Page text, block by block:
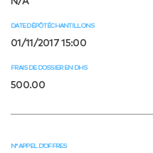
DATE DÉPÔT ÉCHANTILLONS
01/11/2017 15:00
FRAIS DE DOSSIER EN DHS
500.00
N° APPEL D’OFFRES